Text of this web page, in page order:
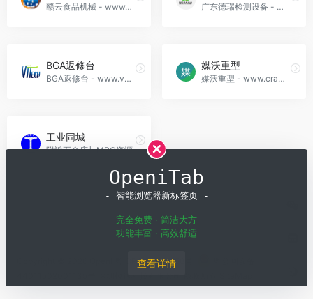
赣云食品机械 - www.gyspjx.com - 江西赣云食品机械有限公司，主要从事肉类、果蔬、米面三大类食品机械生产及销售公司，所产设备遍布全国各地及东南亚、南美洲、澳大利亚、美国、加拿大、乌拉圭等国家和地区。旗下赣州市赣云食品机械厂专 广东德瑞检测设备 - www.deruitest.cn - 广东德瑞检测设备有限公司专注节能类可靠性环境试验箱生产厂家，工厂位于东莞，产品有节能恒温恒湿试验箱,高低温交变实验箱,快速温变测试箱,冷热冲击试验箱,步入式湿热试验室,节能恒温恒湿
BGA返修台
BGA返修台 - www.vttbga.com - 进口BGA返修台品牌厂家，专注提供高精度BGA返修台、服务器BGA返修、PCB主板返修、平板电脑BGA返修、智能终端BGA返修等，器件返修有POP、PTH、CHIP0201/01005、屏
媒沃重型
媒沃重型 - www.crane18.com - 媒沃重型是一家起重行业的专业团队，致力于为客服提供咨询、购买、售后的一站式服务，服务范围：起重机,电动葫芦,龙门吊,行车,行吊,天车,单梁起重机,双梁起重机,旋臂起重机,悬挂起重机,桥式起重
工业同城
附近五金店与MRO资源
粤ICP备19001258号
OpeniTab
- 智能浏览器新标签页 -
完全免费 · 简洁大方
功能丰富 · 高效舒适
查看详情